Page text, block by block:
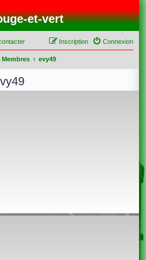
et-vert
Connexion
Inscription
Membres evy49